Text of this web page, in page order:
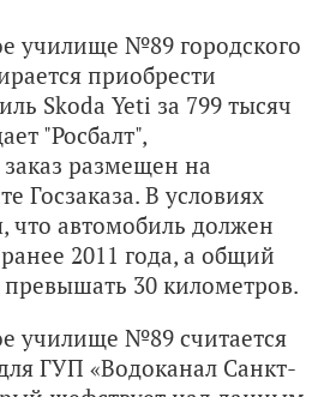
училище №89 городского
приобрести
Skoda Yeti за 799 тысяч
"Росбалт",
размещен на
Госзаказа. В условиях
что автомобиль должен
2011 года, а общий
30 километров.
училище №89 считается
ГУП «Водоканал Санкт-